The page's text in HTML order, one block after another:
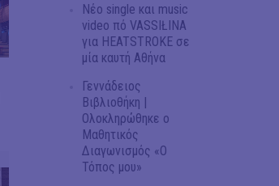
Νέο single και music
video πό VASSIŁINA
για HEATSTROKE σε
μία καυτή Αθήνα
Γεννάδειος
Βιβλιοθήκη |
Ολοκληρώθηκε ο
Μαθητικός
Διαγωνισμός «Ο
Τόπος μου»